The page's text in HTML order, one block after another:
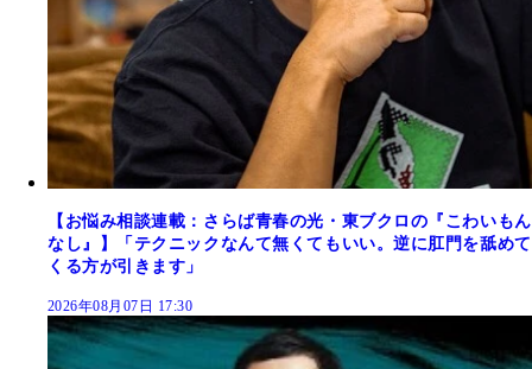
【お悩み相談連載：さらば青春の光・東ブクロの『こわいもん
なし』】「テクニックなんて無くてもいい。逆に肛門を舐めて
くる方が引きます」
2026年08月07日 17:30